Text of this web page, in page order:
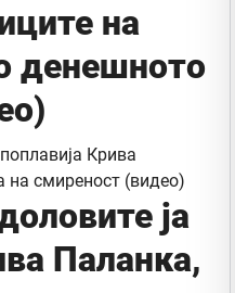
на
денешното
ја
Паланка,